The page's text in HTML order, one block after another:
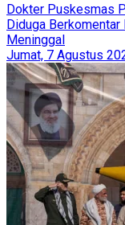
Dokter Puskesmas
Diduga
Meninggal
Jumat, 7 Agustus